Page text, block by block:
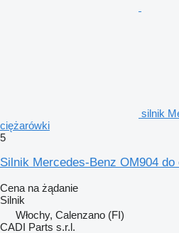
silnik
ciężarówki
5
Silnik Mercedes-Benz OM904 do
Cena na żądanie
Silnik
Włochy, Calenzano (FI)
CADI Parts s.r.l.